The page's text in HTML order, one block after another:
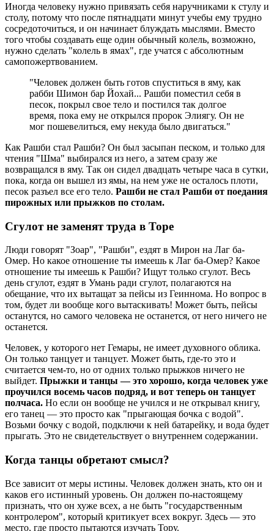
Иногда человеку нужно привязать себя наручниками к стулу и
столу, потому что после пятнадцати минут учебы ему трудно
сосредоточиться, и он начинает блуждать мыслями. Вместо
того чтобы создавать еще один обычный колель, возможно,
нужно сделать "колель в ямах", где учатся с абсолютным
самопожертвованием.
"Человек должен быть готов спуститься в яму, как
рабби Шимон бар Йохай... Рашби поместил себя в
песок, покрыл свое тело и постился так долгое
время, пока ему не открылся пророк Элиягу. Он не
мог пошевелиться, ему некуда было двигаться."
Как Рашби стал Рашби? Он был засыпан песком, и только для
чтения "Шма" выбирался из него, а затем сразу же
возвращался в яму. Так он сидел двадцать четыре часа в сутки,
пока, когда он вышел из ямы, на нем уже не осталось плоти,
песок разъел все его тело. Рашби не стал Рашби от поедания
пирожных или прыжков по столам.
Сгулот не заменят труда в Торе
Люди говорят "Зоар", "Рашби", ездят в Мирон на Лаг ба-
Омер. Но какое отношение ты имеешь к Лаг ба-Омер? Какое
отношение ты имеешь к Рашби? Ищут только сгулот. Весь
день сгулот, ездят в Умань ради сгулот, полагаются на
обещание, что их вытащат за пейсы из Геиннома. Но вопрос в
том, будет ли вообще кого вытаскивать! Может быть, пейсы
останутся, но самого человека не останется, от него ничего не
останется.
Человек, у которого нет Гемары, не имеет духовного облика.
Он только танцует и танцует. Может быть, где-то это и
считается чем-то, но от одних только прыжков ничего не
выйдет. Прыжки и танцы — это хорошо, когда человек уже
проучился восемь часов подряд, и вот теперь он танцует
полчаса. Но если он вообще не учился и не открывал книгу,
его танец — это просто как "прыгающая бочка с водой".
Возьми бочку с водой, подключи к ней батарейку, и вода будет
прыгать. Это не свидетельствует о внутреннем содержании.
Когда танцы обретают смысл?
Все зависит от меры истины. Человек должен знать, кто он и
каков его истинный уровень. Он должен по-настоящему
признать, что он хуже всех, а не быть "государственным
контролером", который критикует всех вокруг. Здесь — это
место, где просто пытаются изучать Тору.